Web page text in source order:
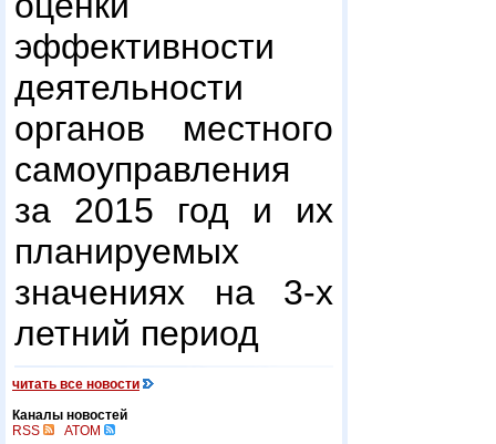
эффективности
деятельности
органов местного
самоуправления
за 2015 год и их
планируемых
значениях на 3-х
летний период
читать все новости
Каналы новостей
RSS
ATOM